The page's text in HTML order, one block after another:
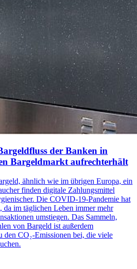
der Banken in
Bargeldmarkt aufrechterhält
ähnlich wie im übrigen Europa, ein
finden digitale Zahlungsmittel
Die COVID-19-Pandemie hat
da im täglichen Leben immer mehr
umstiegen. Das Sammeln,
von Bargeld ist außerdem
den CO₂-Emissionen bei, die viele